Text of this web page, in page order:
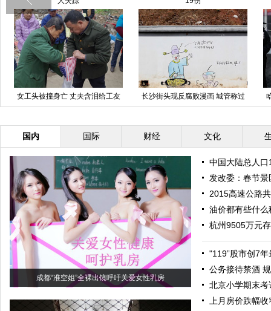
医生拎着吊瓶为患者拍片 土豪500万买直升机 为防鱼被偷
次返
国内 国际 财经 文化
成都“准空姐”全裸出镜呼吁关爱女性乳房
中国大陆总人
发改委：春节
2015高速公路
油价都有些什
杭州9505万元
"119”股市创7
公务接待禁酒
北京小学期末
上月房价跌幅